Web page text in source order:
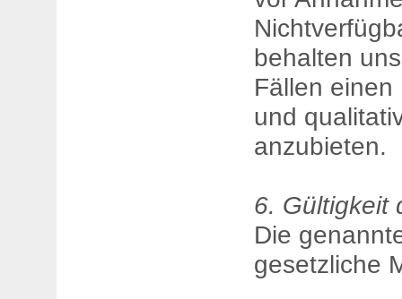
behalten
Fällen einen
und
anzubieten.
6. Gültigkeit
Die
gesetzliche